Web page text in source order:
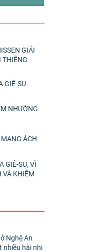
GIẢI
THIÊNG
GIÊ-SU
NHƯỜNG
ÁCH
GIÊ-SU, VÌ
VÀ KHIÊM
Nghệ An
nhiều hài nhi